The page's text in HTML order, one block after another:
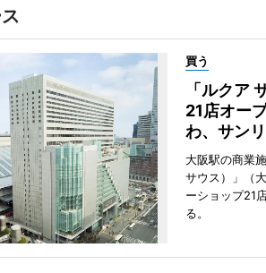
買う
「ルクア
21店オー
わ、サン
大阪駅の商業
サウス）」（
ーショップ21
る。